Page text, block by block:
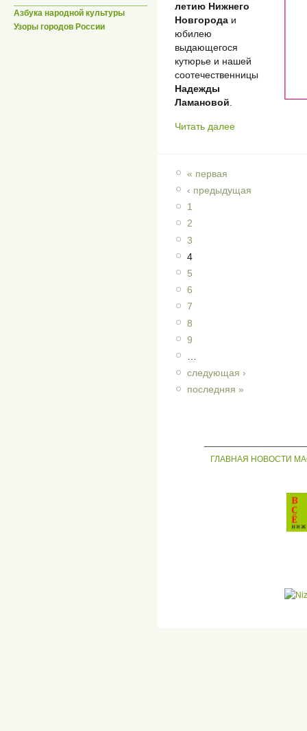
Азбука народной культуры
Узоры городов России
летию Нижнего
Новгорода и
юбилею
выдающегося
кутюрье и нашей
соотечественницы
Надежды
Ламановой.
Читать далее
« первая
‹ предыдущая
1
2
3
4
5
6
7
8
9
следующая ›
последняя »
ГЛАВНАЯ НОВОСТИ